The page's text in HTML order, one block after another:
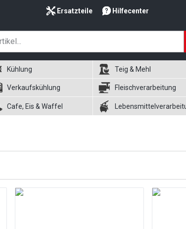
Ersatzteile Hilfecenter
Kühlung Teig & Mehl
Verkaufskühlung Fleischverarbeitung
Cafe, Eis & Waffel